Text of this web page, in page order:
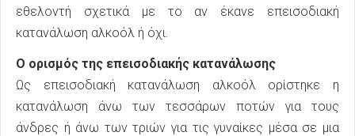
εθελοντή σχετικά με το αν έκανε επεισοδιακή
κατανάλωση αλκοόλ ή όχι.
Ο ορισμός της επεισοδιακής κατανάλωσης
Ως επεισοδιακή κατανάλωση αλκοόλ ορίστηκε η
κατανάλωση άνω των τεσσάρων ποτών για τους
άνδρες ή άνω των τριών για τις γυναίκες μέσα σε μια